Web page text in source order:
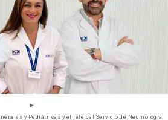
y Pediátricas y el jefe del Servicio de Neumología